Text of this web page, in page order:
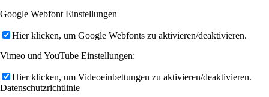
Google Webfont Einstellungen
Hier klicken, um Google Webfonts zu aktivieren/deaktivieren.
Vimeo und YouTube Einstellungen:
Hier klicken, um Videoeinbettungen zu aktivieren/deaktivieren.
Datenschutzrichtlinie